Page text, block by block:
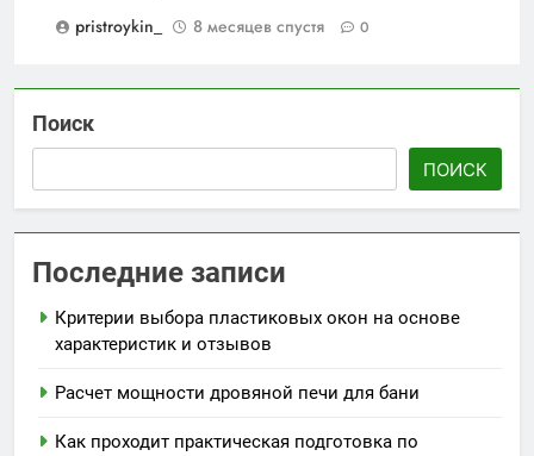
pristroykin_
8 месяцев спустя 0
Поиск
ПОИСК
Последние записи
Критерии выбора пластиковых окон на основе
характеристик и отзывов
Расчет мощности дровяной печи для бани
Как проходит практическая подготовка по